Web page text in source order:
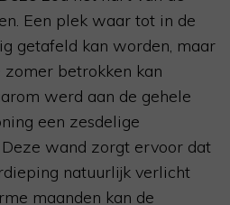
Een plek waar tot in de
getafeld kan worden, maar
betrokken kan
werd aan de gehele
een zesdelige
wand zorgt ervoor dat
natuurlijk verlicht
maanden kan de